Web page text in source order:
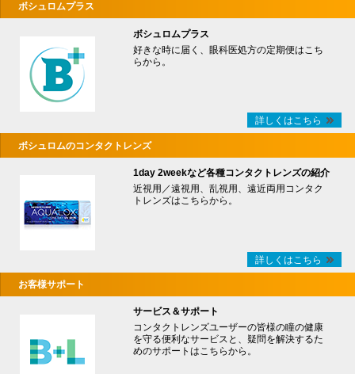
ボシュロムプラス
ボシュロムプラス
好きな時に届く、眼科医処方の定期便はこち
らから。
詳しくはこちら
ボシュロムのコンタクトレンズ
1day 2weekなど各種コンタクトレンズの紹介
近視用／遠視用、乱視用、遠近両用コンタク
トレンズはこちらから。
詳しくはこちら
お客様サポート
サービス＆サポート
コンタクトレンズユーザーの皆様の瞳の健康
を守る便利なサービスと、疑問を解決するた
めのサポートはこちらから。